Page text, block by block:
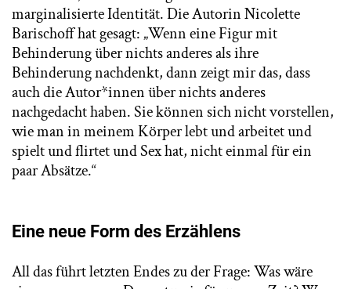
marginalisierte Identität. Die Autorin Nicolette
Barischoff hat gesagt: „Wenn eine Figur mit
Behinderung über nichts anderes als ihre
Behinderung nachdenkt, dann zeigt mir das, dass
auch die Autor*innen über nichts anderes
nachgedacht haben. Sie können sich nicht vorstellen,
wie man in meinem Körper lebt und arbeitet und
spielt und flirtet und Sex hat, nicht einmal für ein
paar Absätze.“
Eine neue Form des Erzählens
All das führt letzten Endes zu der Frage: Was wäre